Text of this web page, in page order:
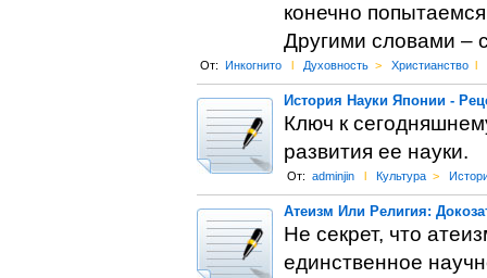
конечно
Другими словами –
От: Инкогнито l Духовность > Христианство l
История Науки Японии -
Ключ к
развития ее науки.
От: adminjin l Культура >
Атеизм Или Религия:
Не секрет, что
единственное